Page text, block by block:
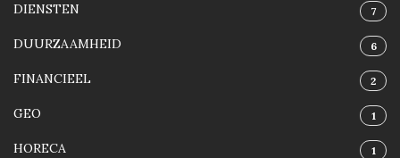
DIENSTEN 7
DUURZAAMHEID 6
FINANCIEEL 2
GEO 1
HORECA 1